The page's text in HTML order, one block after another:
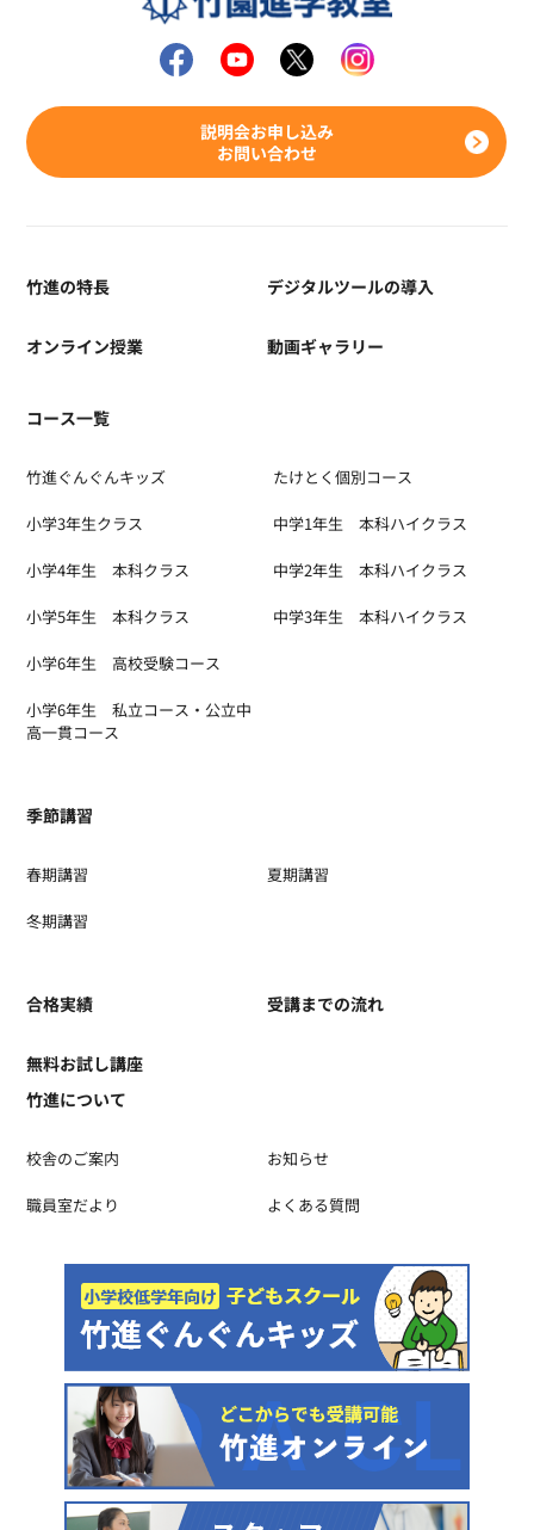
説明会お申し込み
お問い合わせ
竹進の特長 デジタルツールの導入
オンライン授業 動画ギャラリー
コース一覧
竹進ぐんぐんキッズ
小学3年生クラス
小学4年生 本科クラス
小学5年生 本科クラス
小学6年生 高校受験コース
小学6年生 私立コース・公立中
高一貫コース
たけとく個別コース
中学1年生 本科ハイクラス
中学2年生 本科ハイクラス
中学3年生 本科ハイクラス
季節講習
春期講習 夏期講習
冬期講習
合格実績 受講までの流れ
無料お試し講座
竹進について
校舎のご案内 お知らせ
職員室だより よくある質問